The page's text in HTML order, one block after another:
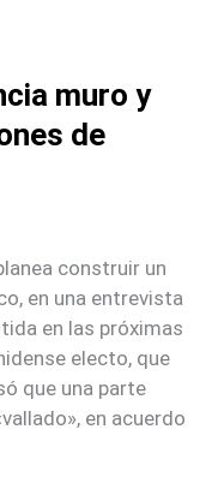
muro y
de
construir un
en una entrevista
en las próximas
electo, que
que una parte
en acuerdo